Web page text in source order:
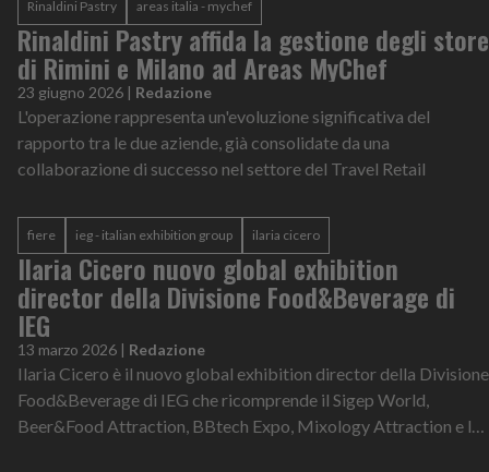
Rinaldini Pastry areas italia - mychef
Rinaldini Pastry affida la gestione degli store
di Rimini e Milano ad Areas MyChef
23 giugno 2026 | Redazione
L'operazione rappresenta un'evoluzione significativa del
rapporto tra le due aziende, già consolidate da una
collaborazione di successo nel settore del Travel Retail
fiere ieg - italian exhibition group ilaria cicero
Ilaria Cicero nuovo global exhibition
director della Divisione Food&Beverage di
IEG
13 marzo 2026 | Redazione
Ilaria Cicero è il nuovo global exhibition director della Divisione
Food&Beverage di IEG che ricomprende il Sigep World,
Beer&Food Attraction, BBtech Expo, Mixology Attraction e le